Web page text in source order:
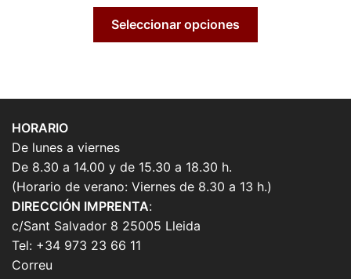
Seleccionar opciones
HORARIO
De lunes a viernes
De 8.30 a 14.00 y de 15.30 a 18.30 h.
(Horario de verano: Viernes de 8.30 a 13 h.)
DIRECCIÓN IMPRENTA:
c/Sant Salvador 8 25005 Lleida
Tel: +34 973 23 66 11
Correu